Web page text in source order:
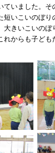
ていました。
短いこいのぼ
大きいこいの
れからも子ど